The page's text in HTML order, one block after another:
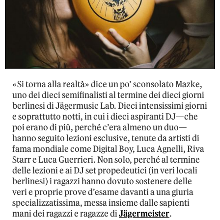
«Si torna alla realtà» dice un po’ sconsolato Mazke,
uno dei dieci semifinalisti al termine dei dieci giorni
berlinesi di Jägermusic Lab. Dieci intensissimi giorni
e soprattutto notti, in cui i dieci aspiranti DJ—che
poi erano di più, perché c’era almeno un duo—
hanno seguito lezioni esclusive, tenute da artisti di
fama mondiale come Digital Boy, Luca Agnelli, Riva
Starr e Luca Guerrieri. Non solo, perché al termine
delle lezioni e ai DJ set propedeutici (in veri locali
berlinesi) i ragazzi hanno dovuto sostenere delle
veri e proprie prove d’esame davanti a una giuria
specializzatissima, messa insieme dalle sapienti
mani dei ragazzi e ragazze diJägermeister.